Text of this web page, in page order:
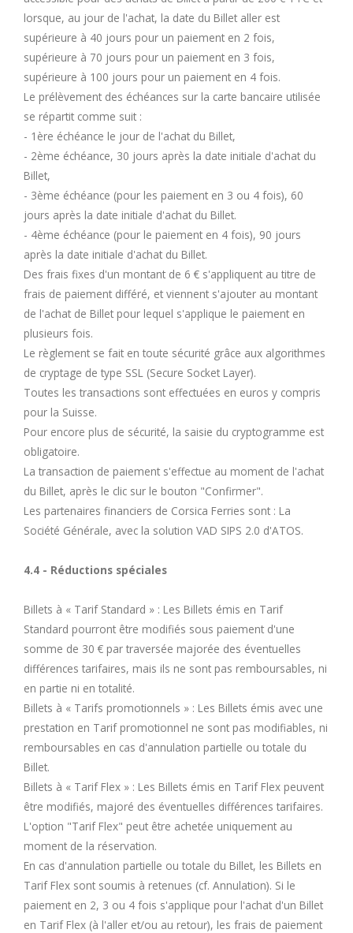
lorsque, au jour de l'achat, la date du Billet aller est
supérieure à 40 jours pour un paiement en 2 fois,
supérieure à 70 jours pour un paiement en 3 fois,
supérieure à 100 jours pour un paiement en 4 fois.
Le prélèvement des échéances sur la carte bancaire utilisée
se répartit comme suit :
- 1ère échéance le jour de l'achat du Billet,
- 2ème échéance, 30 jours après la date initiale d'achat du
Billet,
- 3ème échéance (pour les paiement en 3 ou 4 fois), 60
jours après la date initiale d'achat du Billet.
- 4ème échéance (pour le paiement en 4 fois), 90 jours
après la date initiale d'achat du Billet.
Des frais fixes d'un montant de 6 € s'appliquent au titre de
frais de paiement différé, et viennent s'ajouter au montant
de l'achat de Billet pour lequel s'applique le paiement en
plusieurs fois.
Le règlement se fait en toute sécurité grâce aux algorithmes
de cryptage de type SSL (Secure Socket Layer).
Toutes les transactions sont effectuées en euros y compris
pour la Suisse.
Pour encore plus de sécurité, la saisie du cryptogramme est
obligatoire.
La transaction de paiement s'effectue au moment de l'achat
du Billet, après le clic sur le bouton "Confirmer".
Les partenaires financiers de Corsica Ferries sont : La
Société Générale, avec la solution VAD SIPS 2.0 d'ATOS.
4.4 - Réductions spéciales
Billets à « Tarif Standard » : Les Billets émis en Tarif
Standard pourront être modifiés sous paiement d'une
somme de 30 € par traversée majorée des éventuelles
différences tarifaires, mais ils ne sont pas remboursables, ni
en partie ni en totalité.
Billets à « Tarifs promotionnels » : Les Billets émis avec une
prestation en Tarif promotionnel ne sont pas modifiables, ni
remboursables en cas d'annulation partielle ou totale du
Billet.
Billets à « Tarif Flex » : Les Billets émis en Tarif Flex peuvent
être modifiés, majoré des éventuelles différences tarifaires.
L'option "Tarif Flex" peut être achetée uniquement au
moment de la réservation.
En cas d'annulation partielle ou totale du Billet, les Billets en
Tarif Flex sont soumis à retenues (cf. Annulation). Si le
paiement en 2, 3 ou 4 fois s'applique pour l'achat d'un Billet
en Tarif Flex (à l'aller et/ou au retour), les frais de paiement